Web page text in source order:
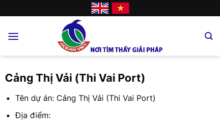
to
Cảng Thị Vải (Thi Vai Port)
Tên dự án: Cảng Thị Vải (Thi Vai Port)
Địa điểm: